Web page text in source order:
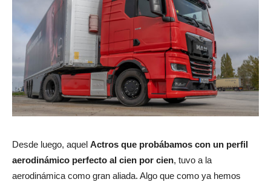
Desde luego, aquel Actros que probábamos con un perfil
aerodinámico perfecto al cien por cien, tuvo a la
aerodinámica como gran aliada. Algo que como ya hemos